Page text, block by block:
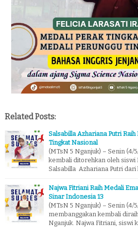
Related Posts:
Salsabilla Azhariana Putri
Tingkat Nasional
(MTsN 5 Nganjuk) – Senin (4/
kembali ditorehkan oleh siswi
Salsabilla Azhariana Putri dari
Najwa Fitriani Raih Medali
Sinar Indonesia 13
(MTsN 5 Nganjuk) – Senin (4/
membanggakan kembali
Nganjuk. Najwa Fitriani, siswi